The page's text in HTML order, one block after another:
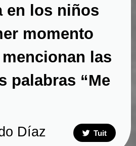
en los niños
momento
las
palabras “Me
Díaz Tuit